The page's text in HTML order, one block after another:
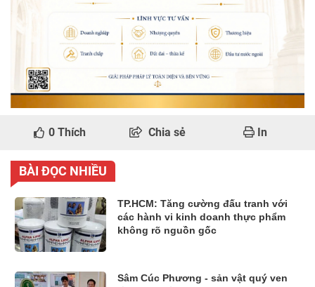
0 Thích Chia sẻ In
BÀI ĐỌC NHIỀU
TP.HCM: Tăng cường đấu tranh với
các hành vi kinh doanh thực phẩm
không rõ nguồn gốc
Sâm Cúc Phương - sản vật quý ven